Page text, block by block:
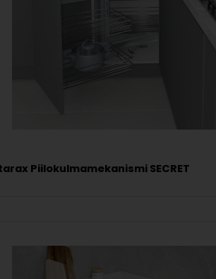
Piilokulmamekanismi SECRET